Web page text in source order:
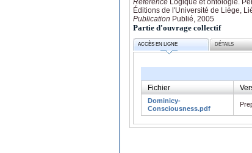
Éditions de l'Université de Liège,
Publication Publié, 2005
Partie d'ouvrage collectif
ACCÈS EN LIGNE DÉTAILS
Fichier
Dominicy-
Consciousness.pdf